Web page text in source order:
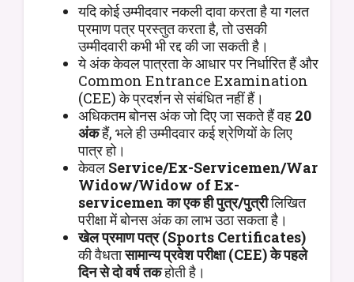
यदि कोई उम्मीदवार नकली दावा करता है या गलत
प्रमाण पत्र प्रस्तुत करता है, तो उसकी
उम्मीदवारी कभी भी रद्द की जा सकती है।
ये अंक केवल पात्रता के आधार पर निर्धारित हैं और
Common Entrance Examination
(CEE) के प्रदर्शन से संबंधित नहीं हैं।
अधिकतम बोनस अंक जो दिए जा सकते हैं वह 20
अंकहैं, भले ही उम्मीदवार कई श्रेणियों के लिए
पात्र हो।
केवल Service/Ex-Servicemen/War
Widow/Widow of Ex-
servicemen का एक ही पुत्र/पुत्रीलिखित
परीक्षा में बोनस अंक का लाभ उठा सकता है।
खेल प्रमाण पत्र (Sports Certificates)
की वैधतासामान्य प्रवेश परीक्षा (CEE) के पहले
दिन से दो वर्ष तकहोती है।